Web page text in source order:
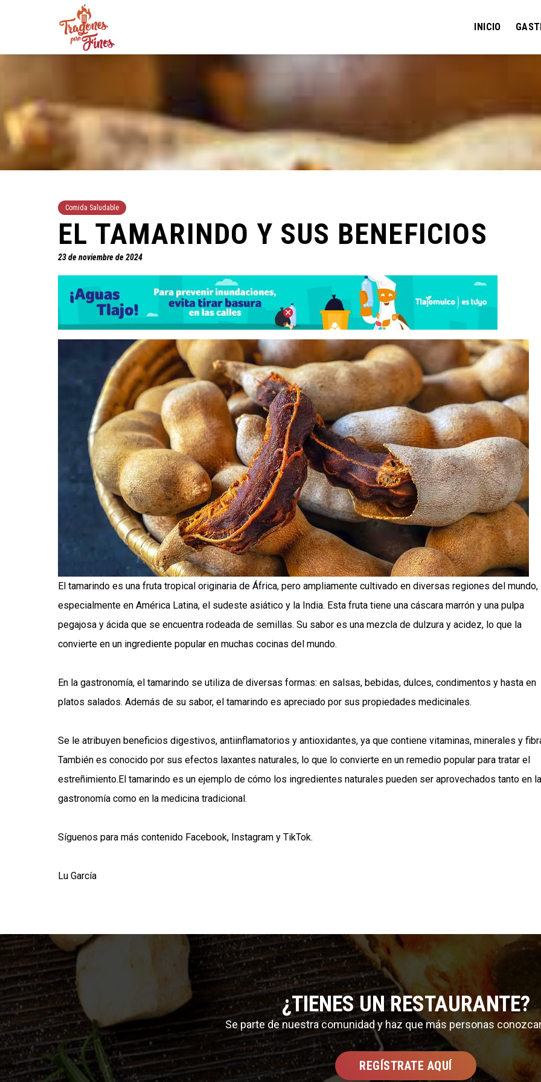
INICIO
Comida Saludable
EL TAMARINDO Y SUS BENEFICIOS
23 de noviembre de 2024
El tamarindo es una fruta tropical originaria de África, pero ampliamente cultivado en diversas regiones del mundo,
especialmente en América Latina, el sudeste asiático y la India. Esta fruta tiene una cáscara marrón y una pulpa
pegajosa y ácida que se encuentra rodeada de semillas. Su sabor es una mezcla de dulzura y acidez, lo que la
convierte en un ingrediente popular en muchas cocinas del mundo.
En la gastronomía, el tamarindo se utiliza de diversas formas: en salsas, bebidas, dulces, condimentos y hasta en
platos salados. Además de su sabor, el tamarindo es apreciado por sus propiedades medicinales.
Se le atribuyen beneficios digestivos, antiinflamatorios y antioxidantes, ya que contiene vitaminas, minerales y
También es conocido por sus efectos laxantes naturales, lo que lo convierte en un remedio popular para tratar el
estreñimiento.El tamarindo es un ejemplo de cómo los ingredientes naturales pueden ser aprovechados tanto en la
gastronomía como en la medicina tradicional.
Síguenos para más contenido Facebook, Instagram y TikTok.
Lu García
¿TIENES UN RESTAURANTE?
Se parte de nuestra comunidad y haz que más personas
REGÍSTRATE AQUÍ